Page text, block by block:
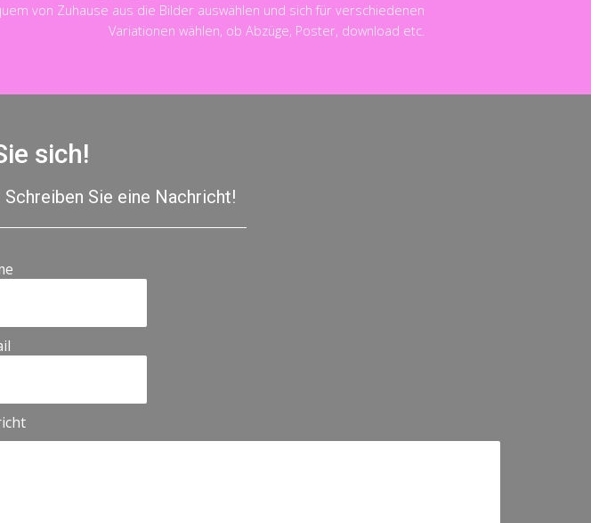
von Zuhause aus die Bilder auswählen und sich für verschiedenen
Variationen wählen, ob Abzüge, Poster, download etc.
sich!
Sie eine Nachricht!